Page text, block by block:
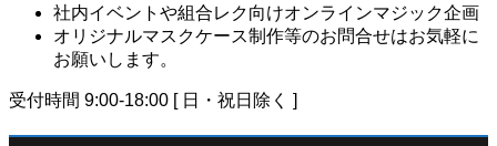
社内イベントや組合レク向けオンラインマジック企画
オリジナルマスクケース制作等のお問合せはお気軽に
お願いします。
受付時間 9:00-18:00 [ 日・祝日除く ]